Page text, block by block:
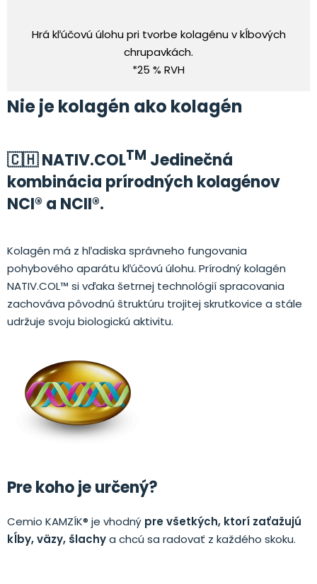
Hrá kľúčovú úlohu pri tvorbe kolagénu v kĺbových
chrupavkách.
*25 % RVH
Nie je kolagén ako kolagén
🇨🇭 NATIV.COLTM Jedinečná
kombinácia prírodných kolagénov
NCI® a NCII®.
Kolagén má z hľadiska správneho fungovania
pohybového aparátu kľúčovú úlohu. Prírodný kolagén
NATIV.COL™ si vďaka šetrnej technológií spracovania
zachováva pôvodnú štruktúru trojitej skrutkovice a stále
udržuje svoju biologickú aktivitu.
Pre koho je určený?
Cemio KAMZÍK® je vhodný pre všetkých, ktorí zaťažujú
kĺby, väzy, šlachya chcú sa radovať z každého skoku.